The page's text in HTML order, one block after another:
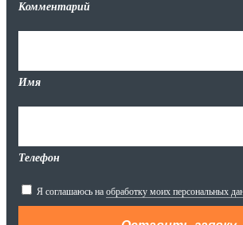
Комментарий
Имя
Телефон
Я соглашаюсь на обработку моих персональных